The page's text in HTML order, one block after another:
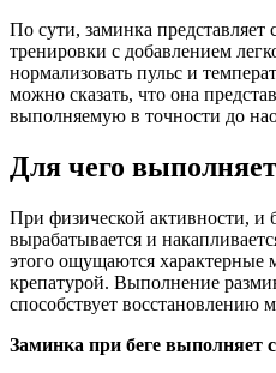
По сути, заминка представляет
тренировки с добавлением
нормализовать пульс и
можно сказать, что она
выполняемую в точности до
Для чего
При физической активности,
вырабатывается и
этого ощущаются
крепатурой. Выполнение
способствует
Заминка при беге выполняет